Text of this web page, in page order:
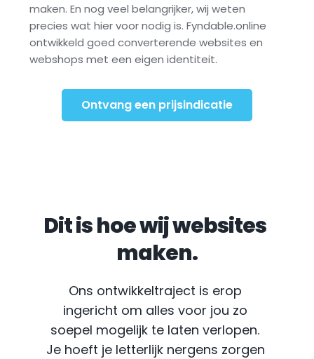
maken. En nog veel belangrijker, wij weten
precies wat hier voor nodig is. Fyndable.online
ontwikkeld goed converterende websites en
webshops met een eigen identiteit.
Ontvang een prijsindicatie
Dit is hoe wij websites
maken.
Ons ontwikkeltraject is erop
ingericht om alles voor jou zo
soepel mogelijk te laten verlopen.
Je hoeft je letterlijk nergens zorgen